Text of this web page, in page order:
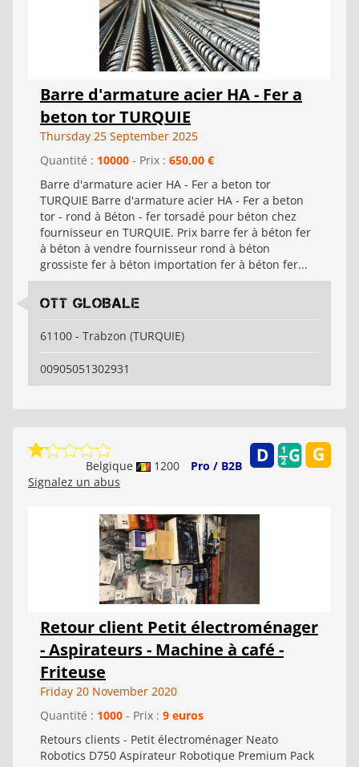
Barre d'armature acier HA - Fer a
beton tor TURQUIE
Thursday 25 September 2025
Quantité : 10000 - Prix : 650,00 €
Barre d'armature acier HA - Fer a beton tor
TURQUIE Barre d'armature acier HA - Fer a beton
tor - rond à Béton - fer torsadé pour béton chez
fournisseur en TURQUIE. Prix barre fer à béton fer
à béton à vendre fournisseur rond à béton
grossiste fer à béton importation fer à béton fer...
OTT GLOBALE
61100 - Trabzon (TURQUIE)
00905051302931
Belgique 1200
Pro / B2B
Signalez un abus
Retour client Petit électroménager
- Aspirateurs - Machine à café -
Friteuse
Friday 20 November 2020
Quantité : 1000 - Prix : 9 euros
Retours clients - Petit électroménager Neato
Robotics D750 Aspirateur Robotique Premium Pack